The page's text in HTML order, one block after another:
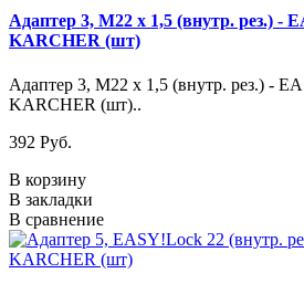
Адаптер 3, M22 х 1,5 (внутр. рез.) -
KARCHER (шт)
Адаптер 3, M22 х 1,5 (внутр. рез.) -
KARCHER (шт)..
392 Pуб.
В корзину
В закладки
В сравнение